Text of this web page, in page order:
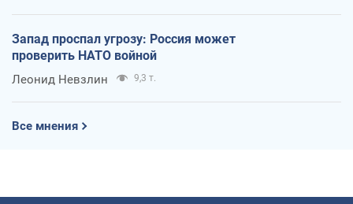
Запад проспал угрозу: Россия может
проверить НАТО войной
Леонид Невзлин 9,3 т.
Все мнения